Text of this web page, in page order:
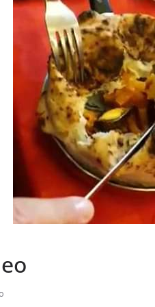
50 DI 50
Felice Balsamo